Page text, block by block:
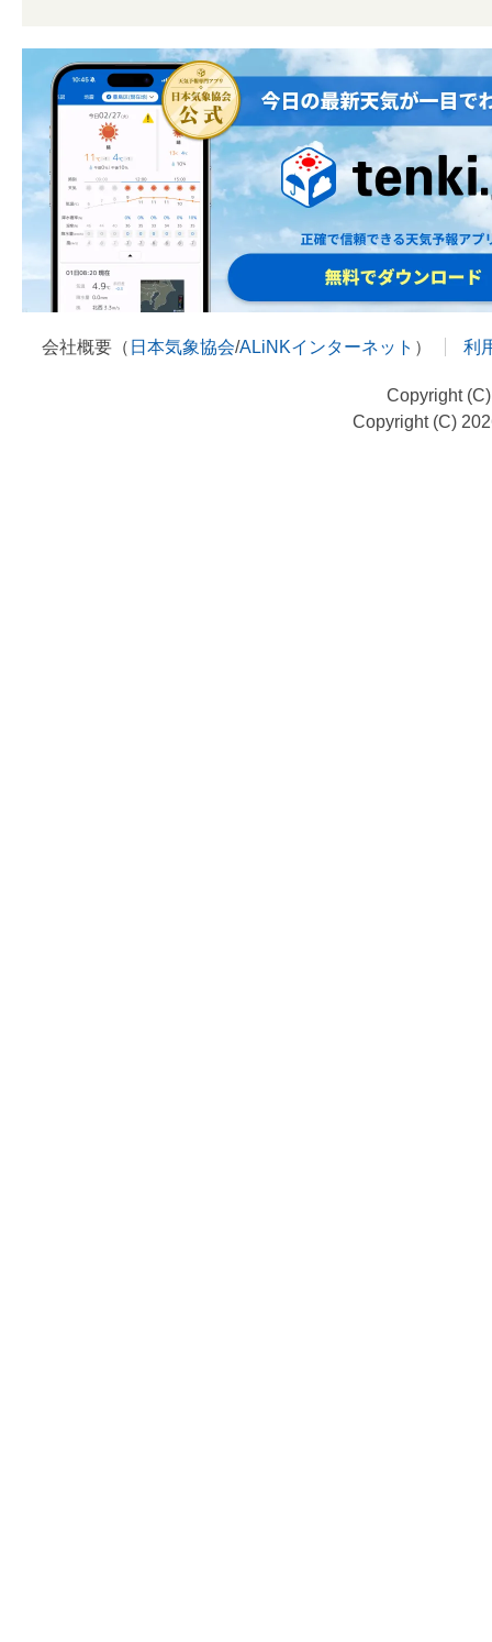
会社概要（ 日本気象協会/ALiNKインターネット ） 利
Copyright
Copyright (C)